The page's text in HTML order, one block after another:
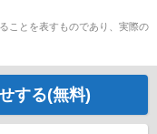
ことを表すものであり、実際の
する(無料)